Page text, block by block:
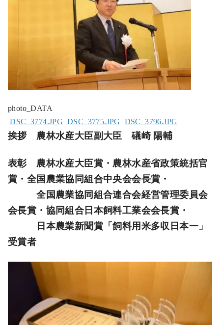
photo_DATA
DSC_3774.JPG DSC_3775.JPG DSC_3796.JPG
挨拶 農林水産大臣副大臣 礒崎 陽輔
表彰 農林水産大臣賞・農林水産省政策統括官
賞・全国農業協同組合中央会会長賞・
全国農業協同組合連合会経営管理委員会
会長賞・協同組合日本飼料工業会会長賞・
日本農業新聞賞「飼料用米多収日本一」
受賞者